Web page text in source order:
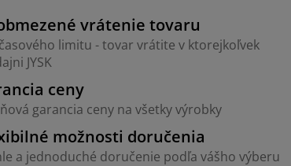
vrátenie tovaru
limitu - tovar vrátite v ktorejkoľvek
JYSK
ceny
garancia ceny na všetky výrobky
možnosti doručenia
a jednoduché doručenie podľa vášho výberu